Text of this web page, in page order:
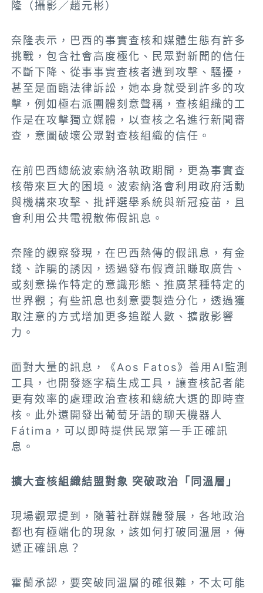
隆（攝影／趙元彬）
奈隆表示，巴西的事實查核和媒體生態有許多
挑戰，包含社會高度極化、民眾對新聞的信任
不斷下降、從事事實查核者遭到攻擊、騷擾，
甚至是面臨法律訴訟，她本身就受到許多的攻
擊，例如極右派團體刻意聲稱，查核組織的工
作是在攻擊獨立媒體，以查核之名進行新聞審
查，意圖破壞公眾對查核組織的信任。
在前巴西總統波索納洛執政期間，更為事實查
核帶來巨大的困境。波索納洛會利用政府活動
與機構來攻擊、批評選舉系統與新冠疫苗，且
會利用公共電視散佈假訊息。
奈隆的觀察發現，在巴西熱傳的假訊息，有金
錢、詐騙的誘因，透過發布假資訊賺取廣告、
或刻意操作特定的意識形態、推廣某種特定的
世界觀；有些訊息也刻意要製造分化，透過獲
取注意的方式增加更多追蹤人數、擴散影響
力。
面對大量的訊息，《Aos Fatos》善用AI監測
工具，也開發逐字稿生成工具，讓查核記者能
更有效率的處理政治查核和總統大選的即時查
核。此外還開發出葡萄牙語的聊天機器人
Fátima，可以即時提供民眾第一手正確訊
息。
擴大查核組織結盟對象 突破政治「同溫層」
現場觀眾提到，隨著社群媒體發展，各地政治
都也有極端化的現象，該如何打破同溫層，傳
遞正確訊息？
霍蘭承認，要突破同溫層的確很難，不太可能